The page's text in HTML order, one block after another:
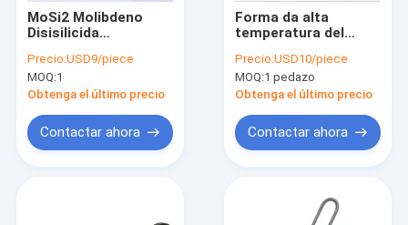
MoSi2 Molibdeno
Disisilicida
calefacción con
grado 1700 1800
1900
Precio:USD9/piece
MOQ:1
Obtenga el último precio
Contactar ahora
Forma da alta
temperatura del
elementos de
calefacción del
disilicida de Moly
Precio:USD10/piece
MOQ:1 pedazo
Obtenga el último precio
Contactar ahora